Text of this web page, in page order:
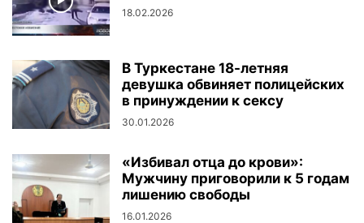
18.02.2026
В Туркестане 18-летняя
девушка обвиняет полицейских
в принуждении к сексу
30.01.2026
«Избивал отца до крови»:
Мужчину приговорили к 5 годам
лишению свободы
16.01.2026